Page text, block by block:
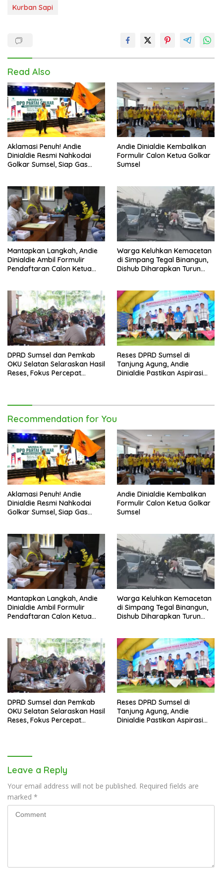
Kurban Sapi
Read Also
Aklamasi Penuh! Andie
Dinialdie Resmi Nahkodai
Golkar Sumsel, Siap Gas
Andie Dinialdie Kembalikan
Formulir Calon Ketua Golkar
Sumsel
Mantapkan Langkah, Andie
Dinialdie Ambil Formulir
Pendaftaran Calon Ketua
Warga Keluhkan Kemacetan
di Simpang Tegal Binangun,
Dishub Diharapkan Turun
DPRD Sumsel dan Pemkab
OKU Selatan Selaraskan Hasil
Reses, Fokus Percepat
Reses DPRD Sumsel di
Tanjung Agung, Andie
Dinialdie Pastikan Aspirasi
Recommendation for You
Aklamasi Penuh! Andie
Dinialdie Resmi Nahkodai
Golkar Sumsel, Siap Gas
Andie Dinialdie Kembalikan
Formulir Calon Ketua Golkar
Sumsel
Mantapkan Langkah, Andie
Dinialdie Ambil Formulir
Pendaftaran Calon Ketua
Warga Keluhkan Kemacetan
di Simpang Tegal Binangun,
Dishub Diharapkan Turun
DPRD Sumsel dan Pemkab
OKU Selatan Selaraskan Hasil
Reses, Fokus Percepat
Reses DPRD Sumsel di
Tanjung Agung, Andie
Dinialdie Pastikan Aspirasi
Leave a Reply
Your email address will not be published. Required fields are
marked *